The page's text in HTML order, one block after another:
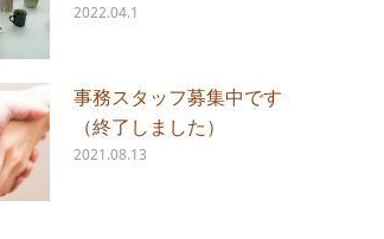
2022.04.1
事務スタッフ募集中です
（終了しました）
2021.08.13